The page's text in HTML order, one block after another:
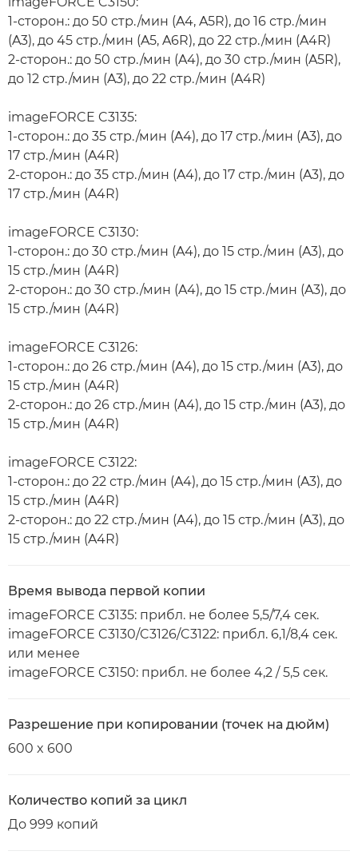
1-сторон.: до 50 стр./мин (A4, A5R), до 16 стр./мин
(A3), до 45 стр./мин (A5, A6R), до 22 стр./мин (A4R)
2-сторон.: до 50 стр./мин (A4), до 30 стр./мин (A5R),
до 12 стр./мин (A3), до 22 стр./мин (A4R)
imageFORCE C3135:
1-сторон.: до 35 стр./мин (A4), до 17 стр./мин (A3), до
17 стр./мин (A4R)
2-сторон.: до 35 стр./мин (A4), до 17 стр./мин (A3), до
17 стр./мин (A4R)
imageFORCE C3130:
1-сторон.: до 30 стр./мин (A4), до 15 стр./мин (A3), до
15 стр./мин (A4R)
2-сторон.: до 30 стр./мин (A4), до 15 стр./мин (A3), до
15 стр./мин (A4R)
imageFORCE C3126:
1-сторон.: до 26 стр./мин (A4), до 15 стр./мин (A3), до
15 стр./мин (A4R)
2-сторон.: до 26 стр./мин (A4), до 15 стр./мин (A3), до
15 стр./мин (A4R)
imageFORCE C3122:
1-сторон.: до 22 стр./мин (A4), до 15 стр./мин (A3), до
15 стр./мин (A4R)
2-сторон.: до 22 стр./мин (A4), до 15 стр./мин (A3), до
15 стр./мин (A4R)
Время вывода первой копии
imageFORCE C3135: прибл. не более 5,5/7,4 сек.
imageFORCE C3130/C3126/C3122: прибл. 6,1/8,4 сек.
или менее
imageFORCE C3150: прибл. не более 4,2 / 5,5 сек.
Разрешение при копировании (точек на дюйм)
600 x 600
Количество копий за цикл
До 999 копий